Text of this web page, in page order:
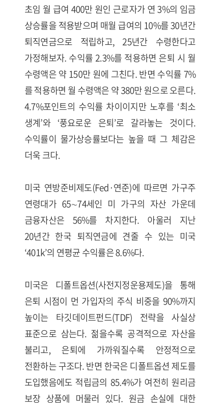
초임 월 급여 400만 원인 근로자가 연 3%의 임금
상승률을 적용받으며 매월 급여의 10%를 30년간
퇴직연금으로 적립하고, 25년간 수령한다고
가정해보자. 수익률 2.3%를 적용하면 은퇴 시 월
수령액은 약 150만 원에 그친다. 반면 수익률 7%
를 적용하면 월 수령액은 약 380만 원으로 오른다.
4.7%포인트의 수익률 차이이지만 노후를 ‘최소
생계’와 ‘풍요로운 은퇴’로 갈라놓는 것이다.
수익률이 물가상승률보다는 높을 때 그 체감은
더욱 크다.
미국 연방준비제도(Fed·연준)에 따르면 가구주
연령대가 65∼74세인 미 가구의 자산 가운데
금융자산은 56%를 차지한다. 아울러 지난
20년간 한국 퇴직연금에 견줄 수 있는 미국
‘401k’의 연평균 수익률은 8.6%다.
미국은 디폴트옵션(사전지정운용제도)을 통해
은퇴 시점이 먼 가입자의 주식 비중을 90%까지
높이는 타깃데이트펀드(TDF) 전략을 사실상
표준으로 삼는다. 젊을수록 공격적으로 자산을
불리고, 은퇴에 가까워질수록 안정적으로
전환하는 구조다. 반면 한국은 디폴트옵션 제도를
도입했음에도 적립금의 85.4%가 여전히 원리금
보장 상품에 머물러 있다. 원금 손실에 대한